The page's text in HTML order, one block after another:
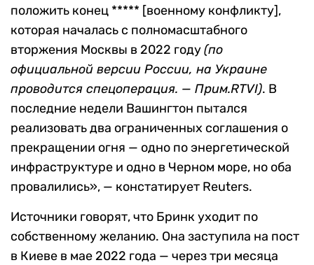
положить конец ***** [военному конфликту],
которая началась с полномасштабного
вторжения Москвы в 2022 году(по
официальной версии России, на Украине
проводится спецоперация. — Прим.RTVI). В
последние недели Вашингтон пытался
реализовать два ограниченных соглашения о
прекращении огня — одно по энергетической
инфраструктуре и одно в Черном море, но оба
провалились», — констатирует Reuters.
Источники говорят, что Бринк уходит по
собственному желанию. Она заступила на пост
в Киеве в мае 2022 года — через три месяца